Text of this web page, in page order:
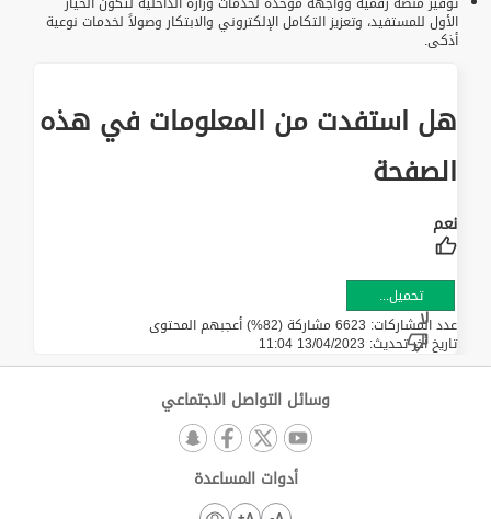
الأول للمستفيد، وتعزيز التكامل الإلكتروني والابتكار وصولاً لخدمات نوعية
أذكى.
هل استفدت من المعلومات في هذه
الصفحة
تحميل...
عدد المشاركات: 6623 مشاركة (82%) أعجبهم المحتوى
تاريخ أخر تحديث: 13/04/2023 11:04
وسائل التواصل الاجتماعي
أدوات المساعدة